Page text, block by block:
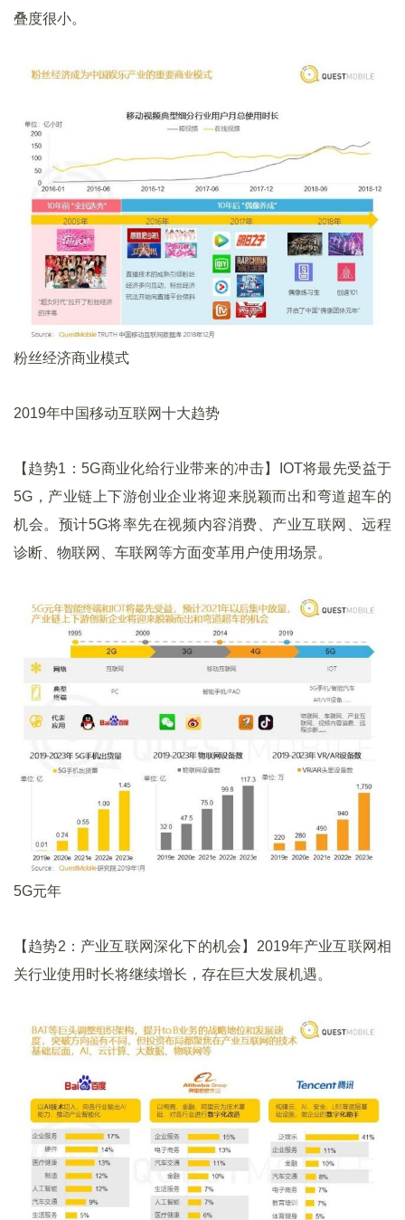
叠度很小。
粉丝经济商业模式
2019年中国移动互联网十大趋势
【趋势1：5G商业化给行业带来的冲击】IOT将最先受益于
5G，产业链上下游创业企业将迎来脱颖而出和弯道超车的
机会。预计5G将率先在视频内容消费、产业互联网、远程
诊断、物联网、车联网等方面变革用户使用场景。
5G元年
【趋势2：产业互联网深化下的机会】2019年产业互联网相
关行业使用时长将继续增长，存在巨大发展机遇。